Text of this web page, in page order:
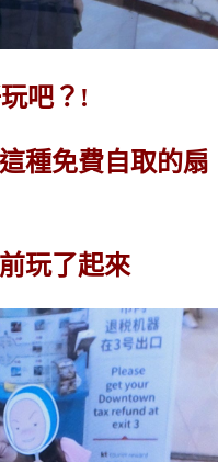
吧？!
種免費自取的扇
玩了起來